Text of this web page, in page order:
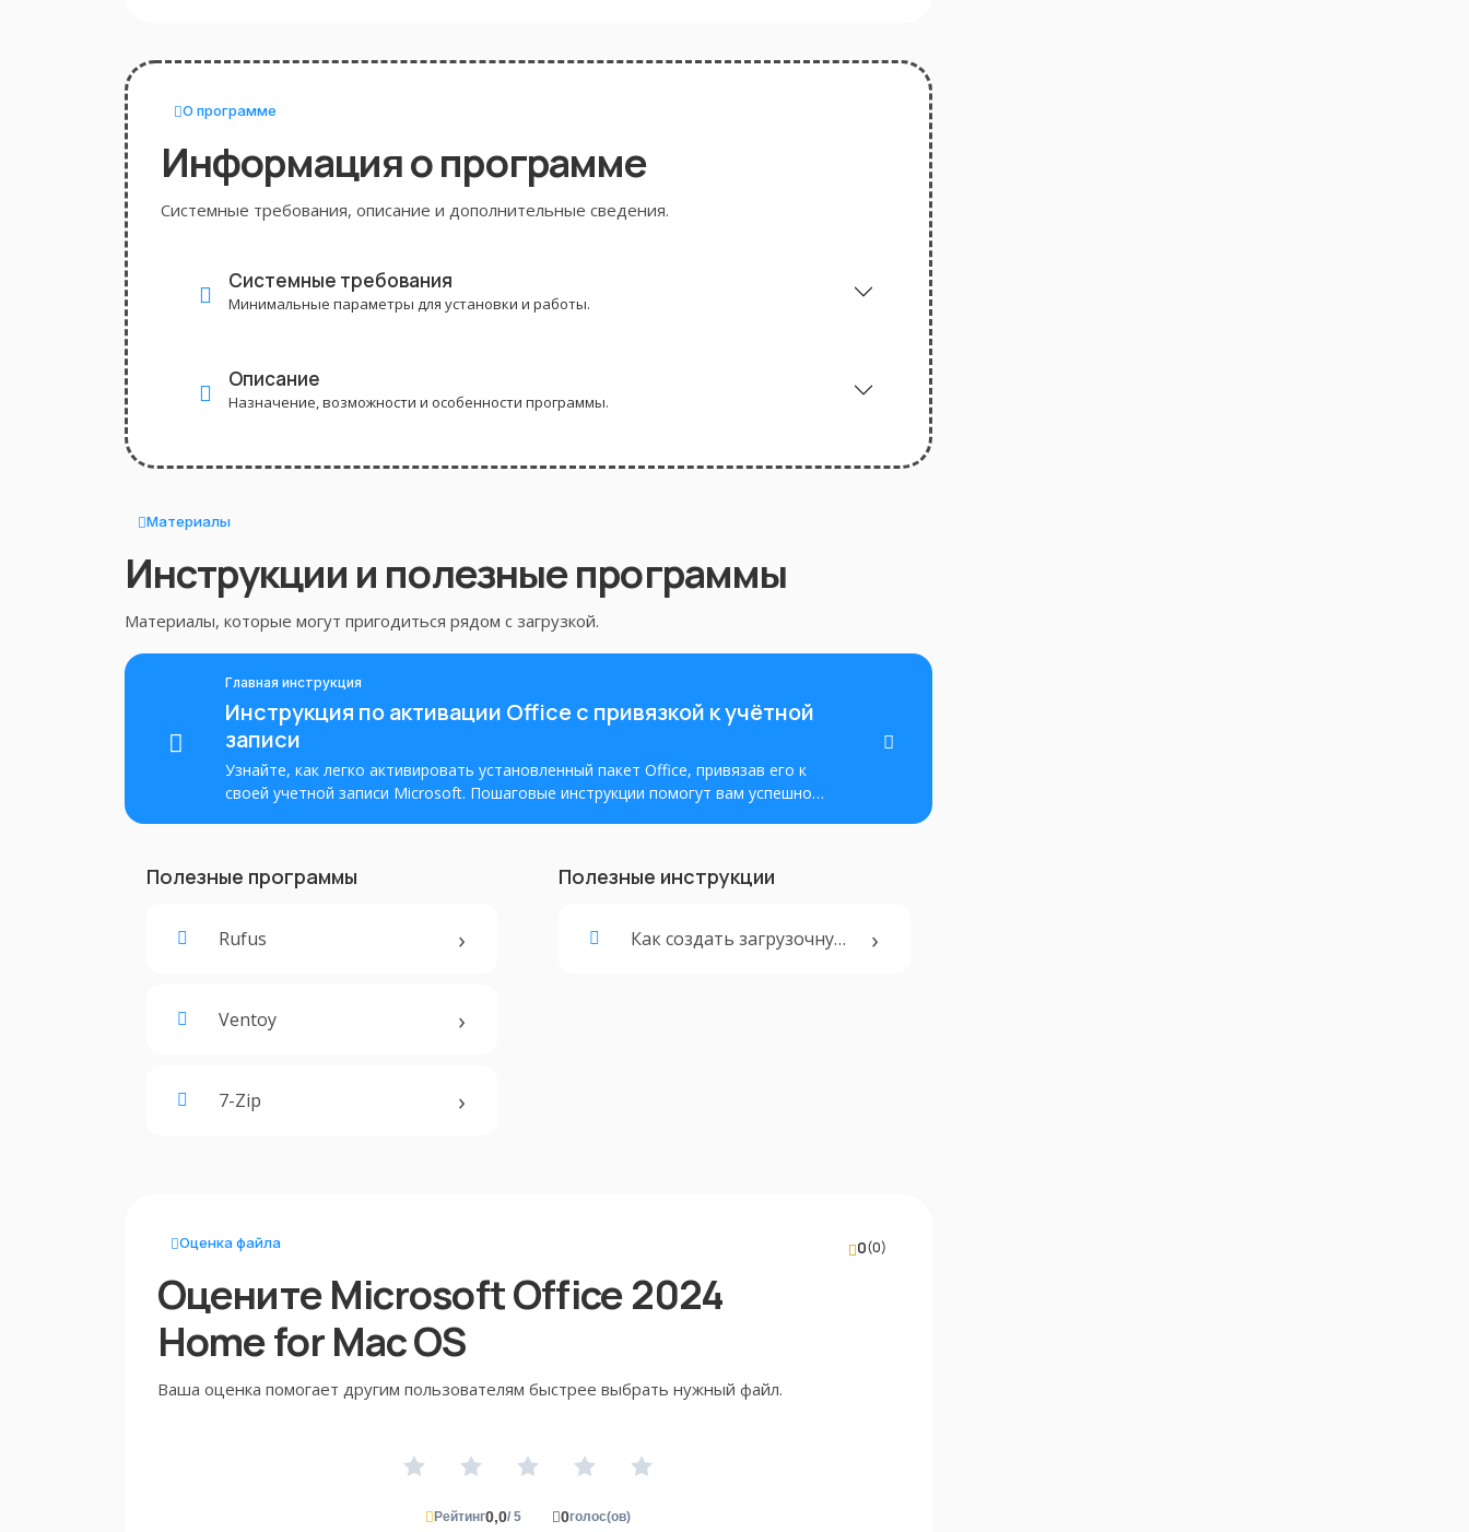
О программе
Информация о программе
Системные требования, описание и дополнительные сведения.
Системные требования
Минимальные параметры для установки и работы.
Описание
Назначение, возможности и особенности программы.
Материалы
Инструкции и полезные программы
Материалы, которые могут пригодиться рядом с загрузкой.
Главная инструкция
Инструкция по активации Office с привязкой к учётной
записи
Узнайте, как легко активировать установленный пакет Office, привязав его к
своей учетной записи Microsoft. Пошаговые инструкции помогут вам успешно
Полезные программы
Rufus
Ventoy
7-Zip
Полезные инструкции
Как создать загрузочную флешку
Оценка файла
Оцените Microsoft Office 2024
Home for Mac OS
Ваша оценка помогает другим пользователям быстрее выбрать нужный файл.
0(0)
Рейтинг0,0/ 5 0голос(ов)